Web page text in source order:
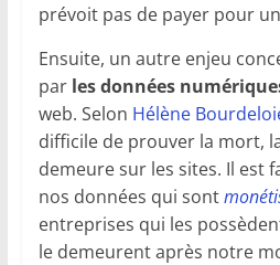
prévoit pas de payer pour
Ensuite, un autre enjeu
par les données
web. Selon Hélène
difficile de prouver la mort,
demeure sur les sites. Il est
nos données qui sont
entreprises qui les
le demeurent après notre